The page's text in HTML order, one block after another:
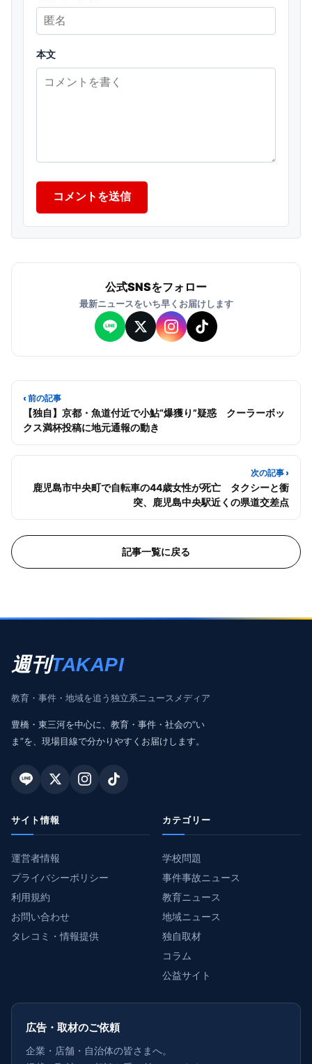
本文
コメントを送信
公式SNSをフォロー
最新ニュースをいち早くお届けします
‹ 前の記事
【独自】京都・魚道付近で小鮎“爆獲り”疑惑 クーラーボッ
クス満杯投稿に地元通報の動き
次の記事 ›
鹿児島市中央町で自転車の44歳女性が死亡 タクシーと衝
突、鹿児島中央駅近くの県道交差点
記事一覧に戻る
週刊TAKAPI
教育・事件・地域を追う独立系ニュースメディア
豊橋・東三河を中心に、教育・事件・社会の“い
ま”を、現場目線で分かりやすくお届けします。
サイト情報
運営者情報
プライバシーポリシー
利用規約
お問い合わせ
タレコミ・情報提供
カテゴリー
学校問題
事件事故ニュース
教育ニュース
地域ニュース
独自取材
コラム
公益サイト
広告・取材のご依頼
企業・店舗・自治体の皆さまへ。